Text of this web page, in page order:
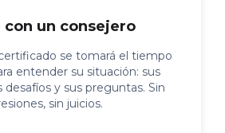
con un consejero
se tomará el tiempo
entender su situación: sus
desafíos y sus preguntas. Sin
sin juicios.